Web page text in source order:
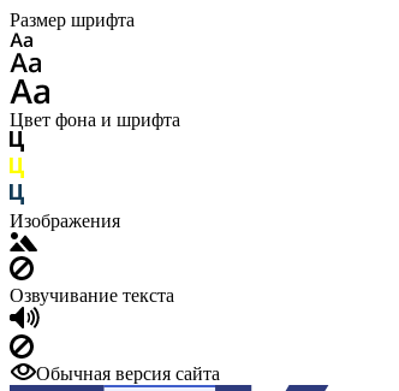
Размер шрифта
Цвет фона и шрифта
Изображения
Озвучивание текста
Обычная версия сайта